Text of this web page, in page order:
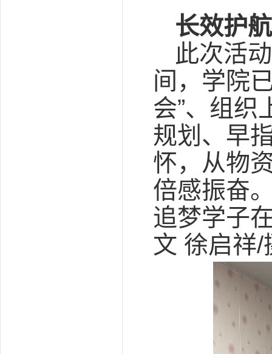
长效护
此次活
间，学院
会”、组织
规划、早
怀，从物
倍感振奋
追梦学子
文 徐启祥/